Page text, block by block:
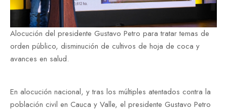
Alocución del presidente Gustavo Petro para tratar temas de
orden público, disminución de cultivos de hoja de coca y
avances en salud.
En alocución nacional, y tras los múltiples atentados contra la
población civil en Cauca y Valle, el presidente Gustavo Petro